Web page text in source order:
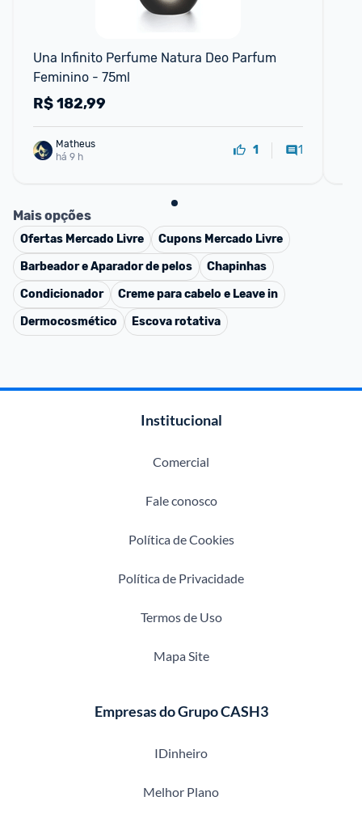
Una Infinito Perfume Natura Deo Parfum
Feminino - 75ml
R$182,99
Matheus
há 9 h
1 1
Mais opções
Ofertas Mercado Livre Cupons Mercado Livre
Barbeador e Aparador de pelos
Chapinhas
Condicionador
Creme para cabelo e Leave in
Dermocosmético
Escova rotativa
Institucional
Comercial
Fale conosco
Política de Cookies
Política de Privacidade
Termos de Uso
Mapa Site
Empresas do Grupo CASH3
IDinheiro
Melhor Plano